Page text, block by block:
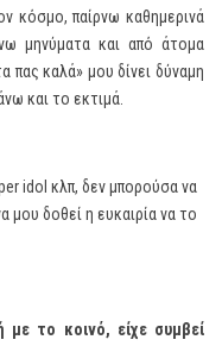
κόσμο, παίρνω καθημερινά
μηνύματα και από άτομα
πας καλά» μου δίνει δύναμη
και το εκτιμά.
idol κλπ, δεν μπορούσα να
μου δοθεί η ευκαιρία να το
με το κοινό, είχε συμβεί